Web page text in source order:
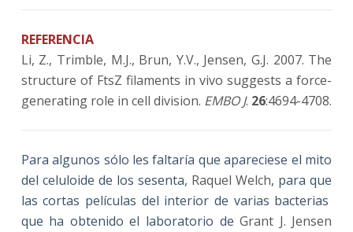
oREFERENCIA
Li, Z., Trimble, M.J., Brun, Y.V., Jensen, G.J. 2007. The
structure of FtsZ filaments in vivo suggests a force-
generating role in cell division. EMBO J. 26:4694-4708.
Para algunos sólo les faltaría que apareciese el mito
del celuloide de los sesenta, Raquel Welch, para que
las cortas películas del interior de varias bacterias
que ha obtenido el laboratorio deGrant J. Jensen